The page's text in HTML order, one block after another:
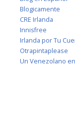
Blogicamente
CRE Irlanda
Innisfree
Irlanda por Tu
Otrapintaplease
Un Venezolano